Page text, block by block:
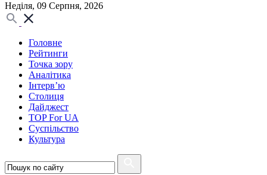
Неділя, 09 Серпня, 2026
Головне
Рейтинги
Точка зору
Аналітика
Інтерв’ю
Столиця
Дайджест
TOP For UA
Суспiльство
Культура